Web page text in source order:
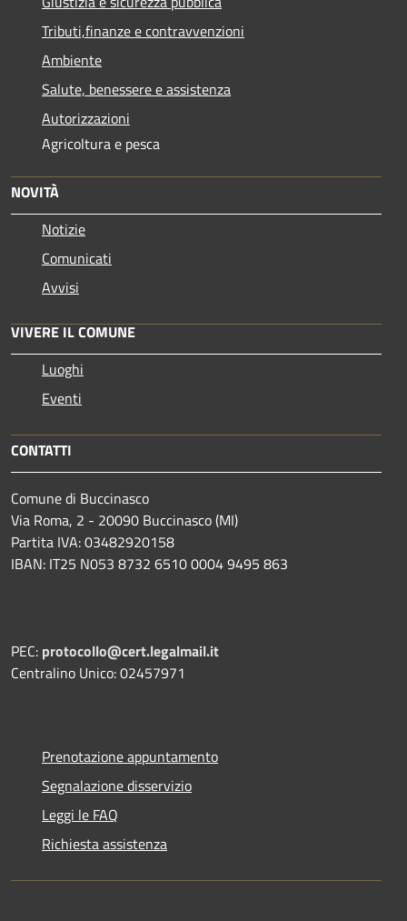
Tributi,finanze e contravvenzioni
Ambiente
Salute, benessere e assistenza
Autorizzazioni
Agricoltura e pesca
NOVITÀ
Notizie
Comunicati
Avvisi
VIVERE IL COMUNE
Luoghi
Eventi
CONTATTI
Comune di Buccinasco
Via Roma, 2 - 20090 Buccinasco (MI)
Partita IVA: 03482920158
IBAN: IT25 N053 8732 6510 0004 9495 863
PEC: protocollo@cert.legalmail.it
Centralino Unico: 02457971
Prenotazione appuntamento
Segnalazione disservizio
Leggi le FAQ
Richiesta assistenza